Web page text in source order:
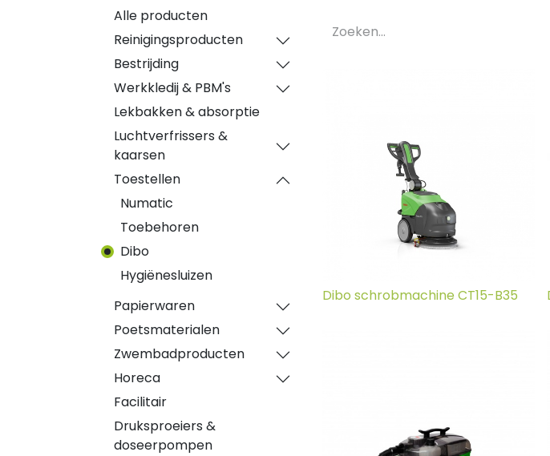
Alle producten
Reinigingsproducten
Bestrijding
Werkkledij & PBM's
Lekbakken & absorptie
Luchtverfrissers &
kaarsen
Toestellen
Numatic
Toebehoren
Dibo
Hygiënesluizen
Papierwaren
Poetsmaterialen
Zwembadproducten
Horeca
Facilitair
Druksproeiers &
doseerpompen
Dibo schrobmachine CT15-B35